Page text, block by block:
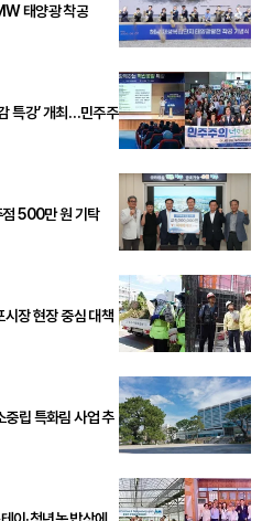
태양광 착공
특강’ 개최…민주주
500만 원 기탁
장 현장 중심 대책
립 특화림 사업 추